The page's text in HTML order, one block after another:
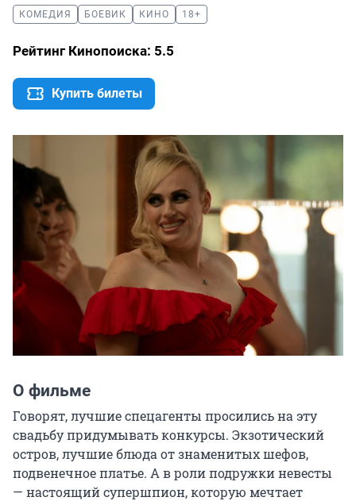
КОМЕДИЯ БОЕВИК КИНО 18+
Рейтинг Кинопоиска: 5.5
Купить билеты
О фильме
Говорят, лучшие спецагенты просились на эту
свадьбу придумывать конкурсы. Экзотический
остров, лучшие блюда от знаменитых шефов,
подвенечное платье. А в роли подружки невесты
— настоящий супершпион, которую мечтает